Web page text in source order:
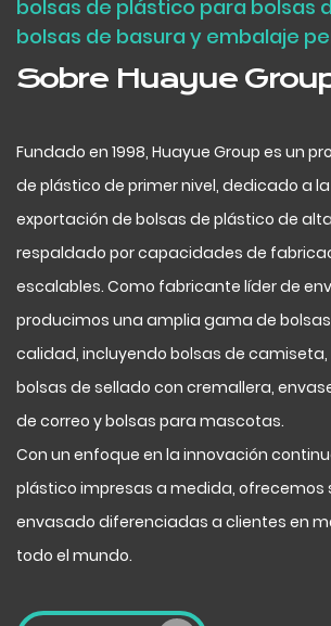
bolsas de plástico para bolsas
bolsas de basura y embalaje
Sobre Huayue
Fundado en 1998, Huayue Group es un
de plástico de primer nivel, dedicado a
exportación de bolsas de plástico de
respaldado por capacidades de
escalables. Como fabricante líder de
producimos una amplia gama de
calidad, incluyendo bolsas de camiseta,
bolsas de sellado con cremallera,
de correo y bolsas para mascotas.
Con un enfoque en la innovación
plástico impresas a medida, ofrecemos
envasado diferenciadas a clientes en
todo el mundo.